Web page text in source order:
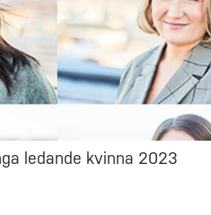
ledande kvinna 2023